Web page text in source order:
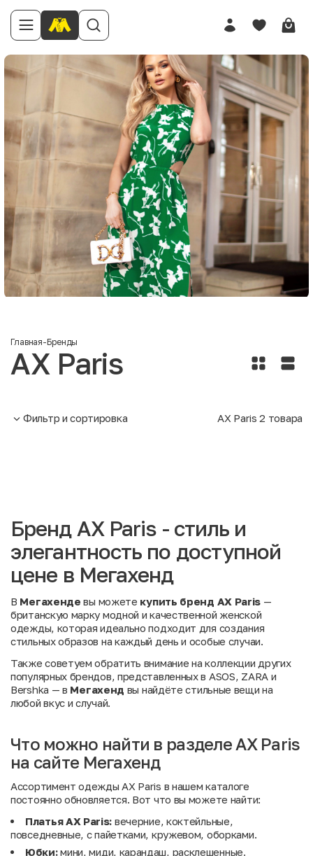
Главная-Бренды
AX Paris
Фильтр и сортировка AX Paris2 товара
Бренд AX Paris - стиль и
элегантность по доступной
цене в Мегахенд
В Мегахенде вы можете купить бренд AX Paris —
британскую марку модной и качественной женской
одежды, которая идеально подходит для создания
стильных образов на каждый день и особые случаи.
Также советуем обратить внимание на коллекции других
популярных брендов, представленных в ASOS, ZARAи
Bershka — в Мегахенд вы найдёте стильные вещи на
любой вкус и случай.
Что можно найти в разделе AX Paris
на сайте Мегахенд
Ассортимент одежды AX Paris в нашем каталоге
постоянно обновляется. Вот что вы можете найти:
Платья AX Paris: вечерние, коктейльные,
повседневные, с пайетками, кружевом, оборками.
Юбки:мини, миди, карандаш, расклешенные.